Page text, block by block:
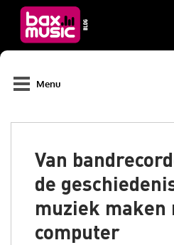
Menu
Van
de
muziek maken
computer